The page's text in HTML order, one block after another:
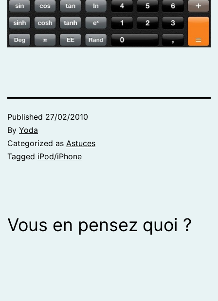
Published 27/02/2010
By Yoda
Categorized as Astuces
Tagged iPod/iPhone
Vous en pensez quoi ?